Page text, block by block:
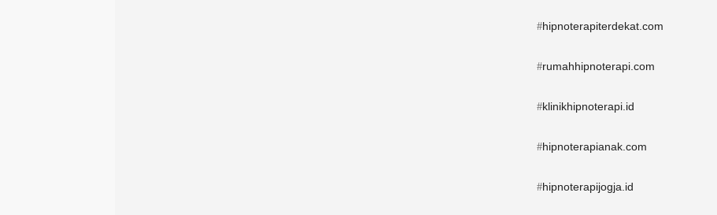
#hipnoterapiterdekat.com
#rumahhipnoterapi.com
#klinikhipnoterapi.id
#hipnoterapianak.com
#hipnoterapijogja.id